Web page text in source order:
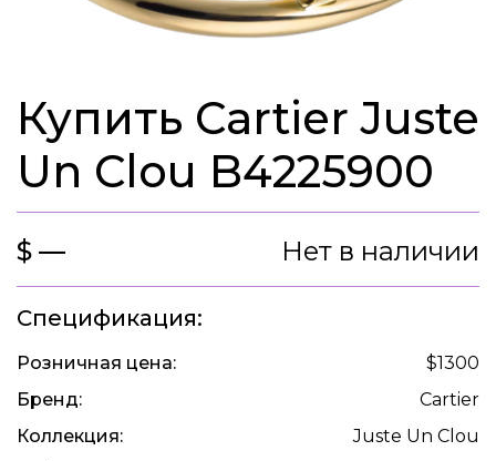
Купить Cartier Juste
Un Clou B4225900
$ — Нет в наличии
Спецификация:
Розничная цена:
$1300
Бренд:
Cartier
Коллекция:
Juste Un Clou